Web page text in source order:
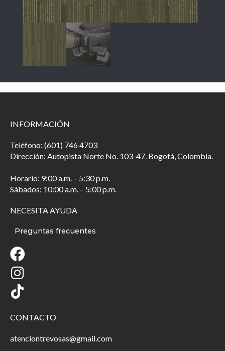
INFORMACIÓN
Teléfono: (601) 746 4703
Dirección: Autopista Norte No. 103-47. Bogotá, Colombia.
Horario: 9:00 a.m. – 5:30 p.m.
Sábados: 10:00 a.m. – 5:00 p.m.
NECESITA AYUDA
Preguntas frecuentes
CONTACTO
atenciontrevosas@gmail.com